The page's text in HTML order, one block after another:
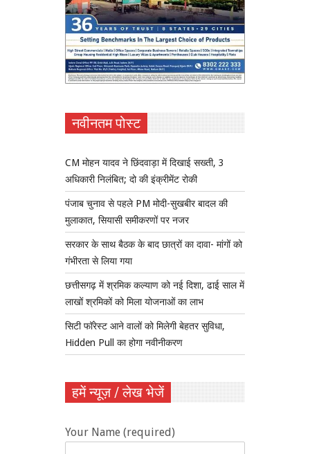
नवीनतम पोस्ट
CM मोहन यादव ने छिंदवाड़ा में दिखाई सख्ती, 3
अधिकारी निलंबित; दो की इंक्रीमेंट रोकी
पंजाब चुनाव से पहले PM मोदी-सुखबीर बादल की
मुलाकात, सियासी समीकरणों पर नजर
सरकार के साथ बैठक के बाद छात्रों का दावा- मांगों को
गंभीरता से लिया गया
छत्तीसगढ़ में श्रमिक कल्याण को नई दिशा, ढाई साल में
लाखों श्रमिकों को मिला योजनाओं का लाभ
सिटी फॉरेस्ट आने वालों को मिलेगी बेहतर सुविधा,
Hidden Pull का होगा नवीनीकरण
हमें न्यूज़ / लेख भेजें
Your Name (required)